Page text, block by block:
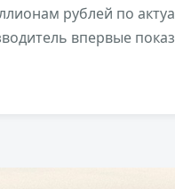
рублей по
впервые